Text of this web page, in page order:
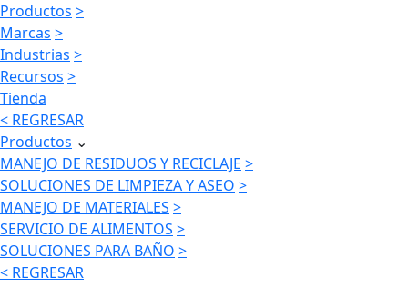
Productos >
Marcas >
Industrias >
Recursos >
Tienda
< REGRESAR
Productos ⌄
MANEJO DE RESIDUOS Y RECICLAJE >
SOLUCIONES DE LIMPIEZA Y ASEO >
MANEJO DE MATERIALES >
SERVICIO DE ALIMENTOS >
SOLUCIONES PARA BAÑO >
< REGRESAR